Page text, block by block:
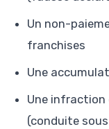
Un non-
franchises
Une
Une infraction
(conduite